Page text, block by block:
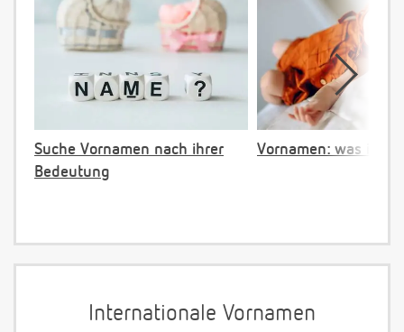
Suche Vornamen nach ihrer
Bedeutung
Vornamen: was ist
Internationale Vornamen